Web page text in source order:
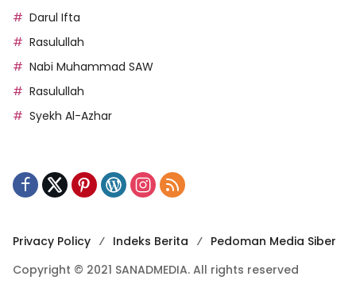
Darul Ifta
Rasulullah
Nabi Muhammad SAW
Rasulullah
Syekh Al-Azhar
Privacy Policy Indeks Berita
Pedoman Media Siber
Copyright © 2021 SANADMEDIA. All rights reserved